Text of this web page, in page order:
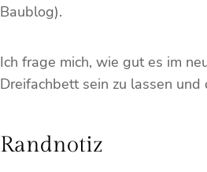
Baublog).
Ich frage mich, wie gut es im
Dreifachbett sein zu lassen und
Randnotiz